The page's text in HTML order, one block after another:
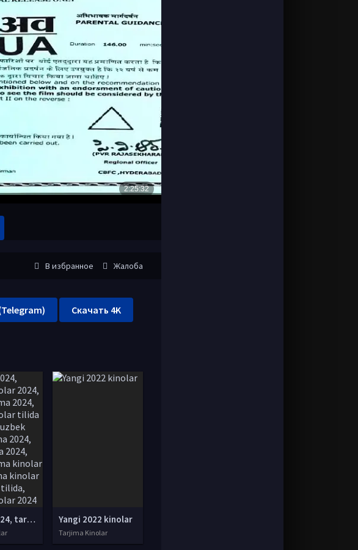
В избранное Жалоба
Скачать 4K
tarjima 2024, tarjima kinolar 2024, uzbek tarjima 2024, tarjima kinolar tilida tilida 2024, uzbek tilida tarjima 2024, kino tarjima 2024, uzbek tarjima kinolar 2024, tarjima kinolar 2024 uzbek tilida, tarjima kinolar 2024 o zbek, tarjima kinolar 2024 Yangi 2022 kinolar
Tarjima Kinolar